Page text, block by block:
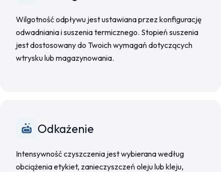
Wilgotność odpływu jest ustawiana przez konfigurację
odwadniania i suszenia termicznego. Stopień suszenia
jest dostosowany do Twoich wymagań dotyczących
wtrysku lub magazynowania.
Odkażenie
Intensywność czyszczenia jest wybierana według
obciążenia etykiet, zanieczyszczeń oleju lub kleju,